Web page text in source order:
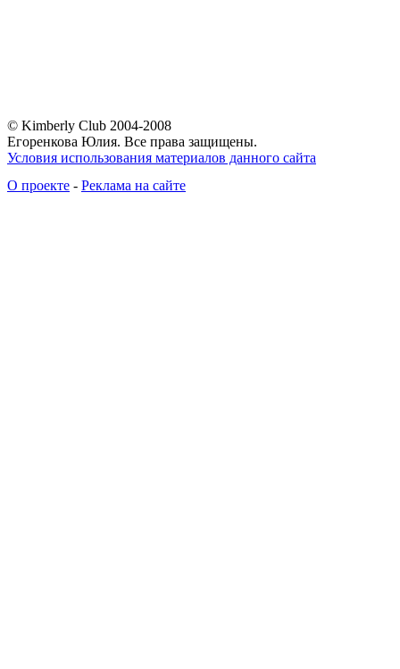
© Kimberly Club 2004-2008
Егоренкова Юлия. Все права защищены.
Условия использования материалов данного сайта
О проекте - Реклама на сайте